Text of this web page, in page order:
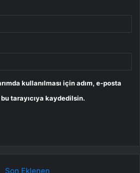
kullanılması için adım, e-posta
tarayıcıya kaydedilsin.
Son Eklenen